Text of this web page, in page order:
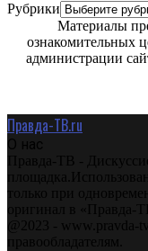
Рубрики
Материалы
ознакомительных
администрации
Правда-ТВ.ru
О нас
Правда-ТВ -
только при
оригинал в «Правда-
@2023 - www.pravda-
правообладателям.